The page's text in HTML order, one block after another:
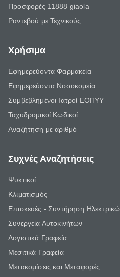
Προσφορές 11888 giaola
Ραντεβού με Τεχνικούς
Χρήσιμα
Εφημερεύοντα Φαρμακεία
Εφημερεύοντα Νοσοκομεία
Συμβεβλημένοι Ιατροί ΕΟΠΥΥ
Ταχυδρομικοί Κωδικοί
Αναζήτηση με αριθμό
Συχνές Αναζητήσεις
Ψυκτικοί
Κλιματισμός
Επισκευές - Συντήρηση
Συνεργεία Αυτοκινήτων
Λογιστικά Γραφεία
Μεσιτικά Γραφεία
Μετακομίσεις και Μεταφορές